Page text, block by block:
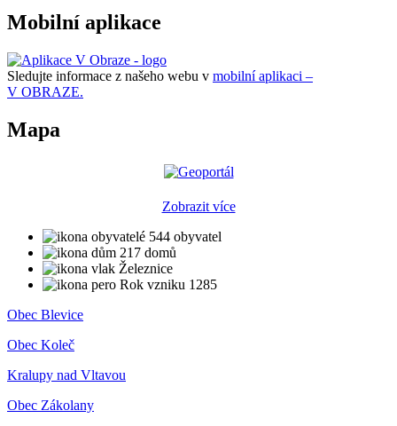
Mobilní aplikace
Sledujte informace z našeho webu v mobilní aplikaci –
V OBRAZE.
Mapa
Zobrazit více
544 obyvatel
217 domů
Železnice
Rok vzniku 1285
Obec Blevice
Obec Koleč
Kralupy nad Vltavou
Obec Zákolany